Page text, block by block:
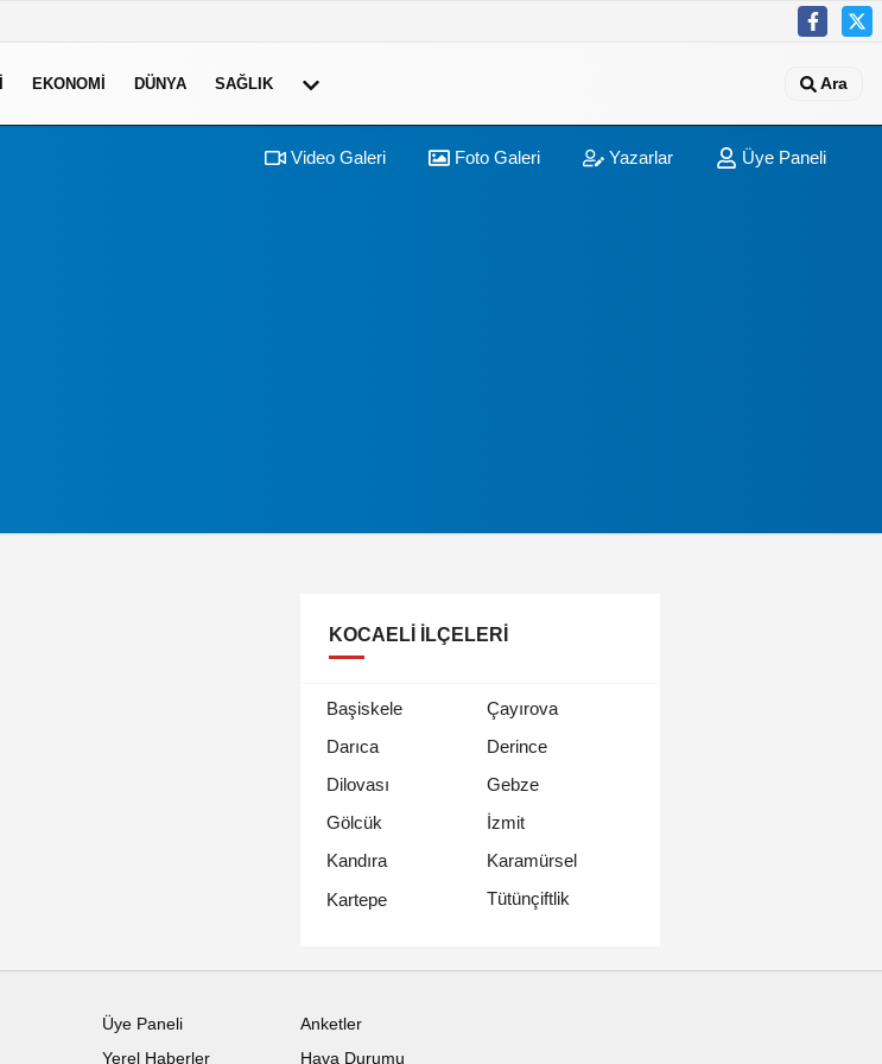
EKONOMI DÜNYA SAĞLIK Ara
Video Galeri Foto Galeri Yazarlar Üye Paneli
KOCAELI İLÇELERI
Başiskele
Çayırova
Darıca
Derince
Dilovası
Gebze
Gölcük
İzmit
Kandıra
Karamürsel
Kartepe
Tütünçiftlik
Üye Paneli
Yerel Haberler
Anketler
Hava Durumu